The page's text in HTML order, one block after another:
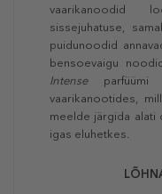
vaarikanoodid
sissejuhatuse,
puidunoodid
bensoevaigu
Intenseparfüümi
vaarikanootides,
meelde järgida alati
igas eluhetkes.